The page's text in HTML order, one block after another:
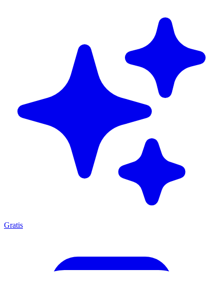
Gratis